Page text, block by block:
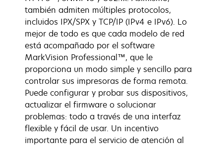
también admiten múltiples protocolos,
incluidos IPX/SPX y TCP/IP (IPv4 e IPv6). Lo
mejor de todo es que cada modelo de red
está acompañado por el software
MarkVision Professional™, que le
proporciona un modo simple y sencillo para
controlar sus impresoras de forma remota.
Puede configurar y probar sus dispositivos,
actualizar el firmware o solucionar
problemas: todo a través de una interfaz
flexible y fácil de usar. Un incentivo
importante para el servicio de atención al